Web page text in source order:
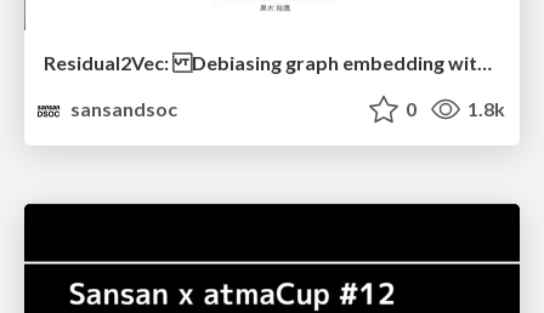
Residual2Vec: Debiasing graph embedding with random graphs
sansandsoc
0 1.8k